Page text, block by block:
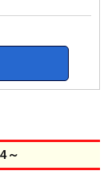
～